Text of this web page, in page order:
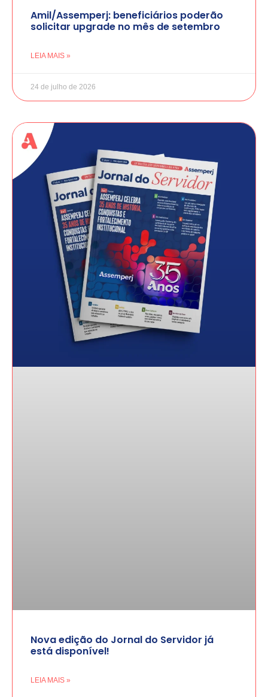
Amil/Assemperj: beneficiários poderão
solicitar upgrade no mês de setembro
LEIA MAIS »
24 de julho de 2026
Nova edição do Jornal do Servidor já
está disponível!
LEIA MAIS »